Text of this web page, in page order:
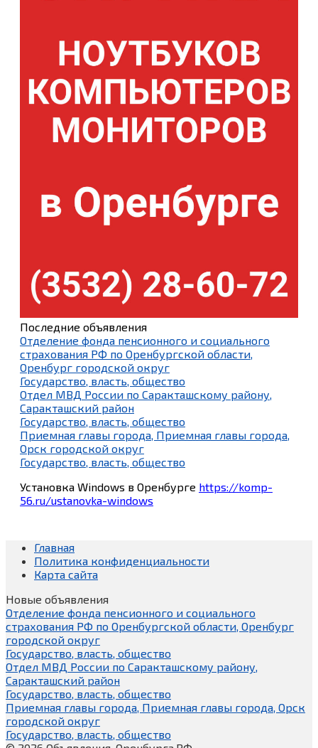
Последние объявления
Отделение фонда пенсионного и социального
страхования РФ по Оренбургской области,
Оренбург городской округ
Государство, власть, общество
Отдел МВД России по Саракташскому району,
Саракташский район
Государство, власть, общество
Приемная главы города, Приемная главы города,
Орск городской округ
Государство, власть, общество
Установка Windows в Оренбурге https://komp-
56.ru/ustanovka-windows
Главная
Политика конфиденциальности
Карта сайта
Новые объявления
Отделение фонда пенсионного и социального
страхования РФ по Оренбургской области, Оренбург
городской округ
Государство, власть, общество
Отдел МВД России по Саракташскому району,
Саракташский район
Государство, власть, общество
Приемная главы города, Приемная главы города, Орск
городской округ
Государство, власть, общество